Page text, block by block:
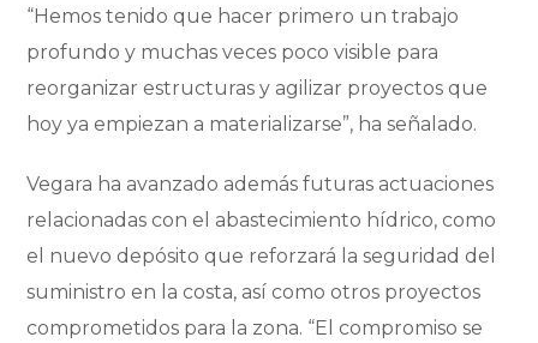
“Hemos tenido que hacer primero un trabajo
profundo y muchas veces poco visible para
reorganizar estructuras y agilizar proyectos que
hoy ya empiezan a materializarse”, ha señalado.
Vegara ha avanzado además futuras actuaciones
relacionadas con el abastecimiento hídrico, como
el nuevo depósito que reforzará la seguridad del
suministro en la costa, así como otros proyectos
comprometidos para la zona. “El compromiso se